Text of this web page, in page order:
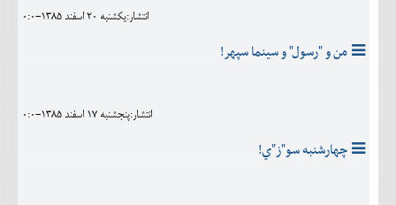
انتشار:يکشنبه 20 اسفند 1385-0:0
من و "رسول" و سینما سپهر!
انتشار:پنجشنبه 17 اسفند 1385-0:0
چهارشنبه سو"ز"ي!